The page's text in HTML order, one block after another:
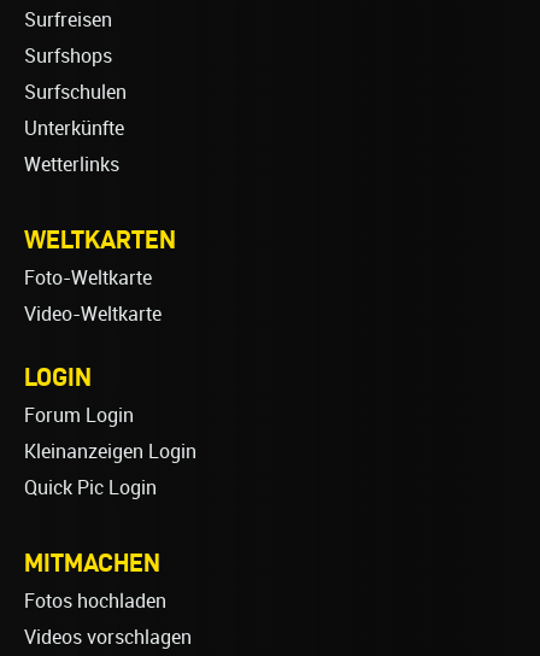
Surfreisen
Surfshops
Surfschulen
Unterkünfte
Wetterlinks
WELTKARTEN
Foto-Weltkarte
Video-Weltkarte
LOGIN
Forum Login
Kleinanzeigen Login
Quick Pic Login
MITMACHEN
Fotos hochladen
Videos vorschlagen